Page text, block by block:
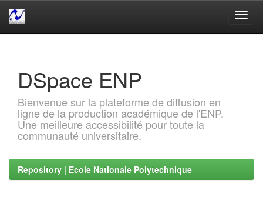
DSpace ENP
Bienvenue sur la plateforme de diffusion en
ligne de la production académique de l'ENP.
Une meilleure accessibilité pour toute la
communauté universitaire.
Repository | Ecole Nationale Polytechnique